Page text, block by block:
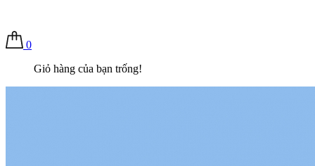
0
Giỏ hàng của bạn trống!